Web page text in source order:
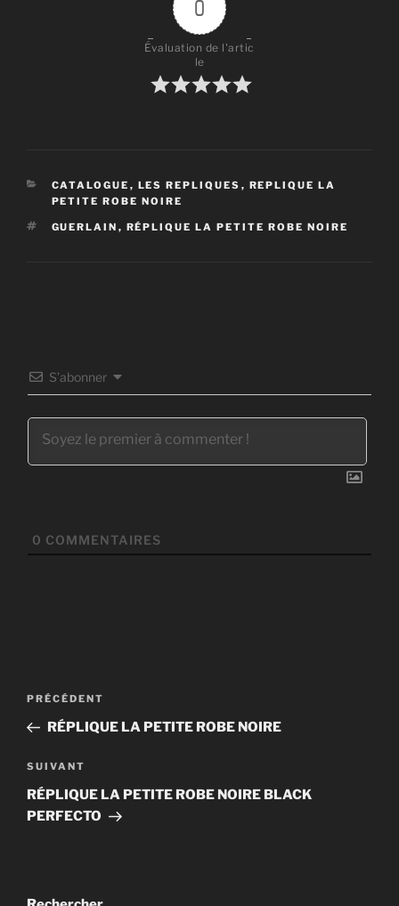
0
Évaluation de l'artic
le
CATÉGORIES
CATALOGUE , LES REPLIQUES , REPLIQUE LA
PETITE ROBE NOIRE
ÉTIQUETTES
GUERLAIN , RÉPLIQUE LA PETITE ROBE NOIRE
S’abonner
0 COMMENTAIRES
Navigation
l’article
Article
précédent
PRÉCÉDENT
RÉPLIQUE LA PETITE ROBE NOIRE
Article
suivant
SUIVANT
RÉPLIQUE LA PETITE ROBE NOIRE BLACK
PERFECTO